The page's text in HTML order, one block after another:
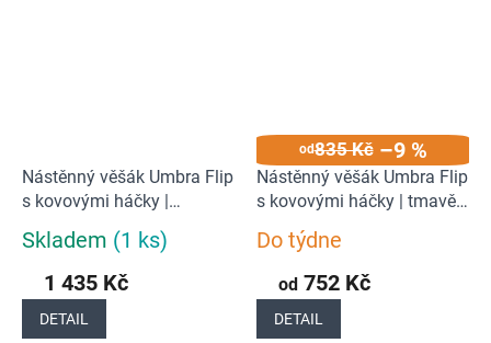
Nástěnný věšák Umbra Flip
s kovovými háčky |
Průměrné
produktu
je
5,0
Skladem (1 ks)
1 435 Kč
DETAIL
od835 Kč –9 %
Nástěnný věšák Umbra Flip
s kovovými háčky | tmavě
Průměrné
produktu
je
5,0
Do týdne
od 752 Kč
DETAIL